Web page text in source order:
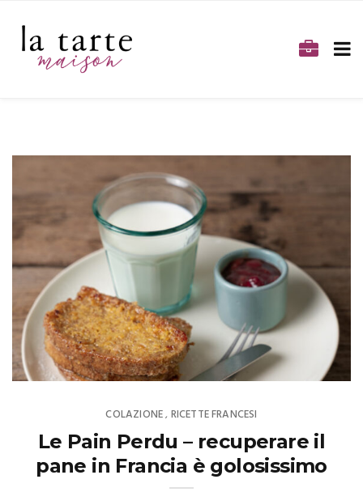
COLAZIONE, RICETTE FRANCESI
Le Pain Perdu – recuperare il
pane in Francia è golosissimo